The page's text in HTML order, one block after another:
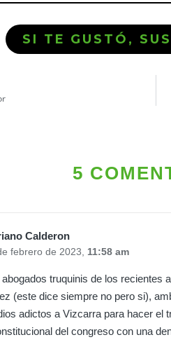
SI TE GUSTÓ,
5
Calderon
febrero de 2023, 11:58 am
abogados truquinis de los recientes
(este dice siempre no pero si),
adictos a Vizcarra para hacer el
del congreso con una